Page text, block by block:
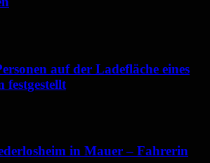
auf der Ladefläche eines
in Mauer – Fahrerin